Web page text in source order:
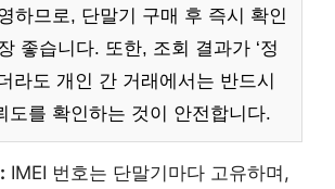
하므로, 단말기 구매 후 즉시 확인
좋습니다. 또한, 조회 결과가 ‘정
라도 개인 간 거래에서는 반드시
도를 확인하는 것이 안전합니다.
IMEI 번호는 단말기마다 고유하며,